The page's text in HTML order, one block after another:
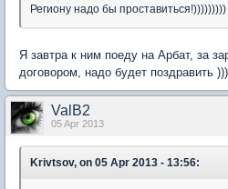
Региону надо бы проставиться!)))))))))
Я завтра к ним поеду на Арбат, за
договором, надо будет поздравить
ValB2
05 Apr 2013
Krivtsov, on 05 Apr 2013 - 13:56: